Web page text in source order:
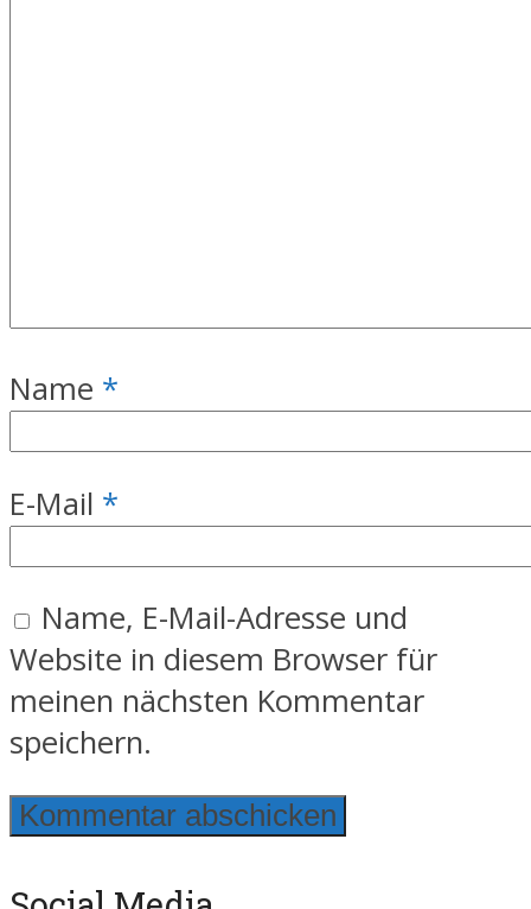
Name *
E-Mail *
Name, E-Mail-Adresse und
Website in diesem Browser für
meinen nächsten Kommentar
speichern.